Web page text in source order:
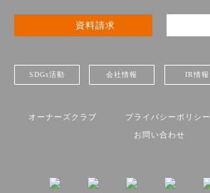
資料請求
SDGs活動 会社情報 IR情報
オーナーズクラブ プライバシーポリシー
お問い合わせ